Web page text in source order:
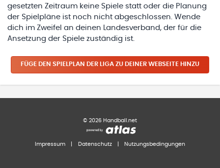
gesetzten Zeitraum keine Spiele statt oder die Planung
der Spielpläne ist noch nicht abgeschlossen. Wende
dich im Zweifel an deinen Landesverband, der für die
Ansetzung der Spiele zuständig ist.
FÜGE DEN SPIELPLAN DER LIGA ZU DEINER WEBSEITE HINZU
© 2026 Handball.net
Impressum Datenschutz Nutzungsbedingungen